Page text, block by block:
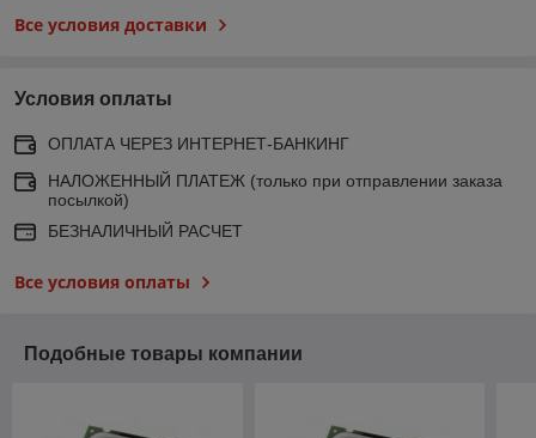
Все условия доставки
Условия оплаты
ОПЛАТА ЧЕРЕЗ ИНТЕРНЕТ-БАНКИНГ
НАЛОЖЕННЫЙ ПЛАТЕЖ (только при отправлении заказа
посылкой)
БЕЗНАЛИЧНЫЙ РАСЧЕТ
Все условия оплаты
Подобные товары компании